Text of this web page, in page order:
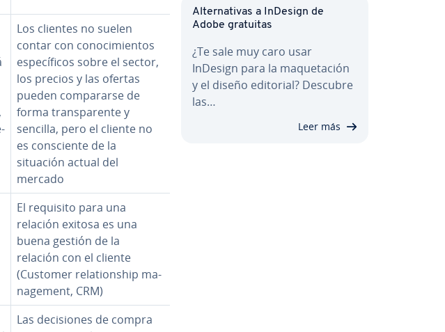
Los clientes no suelen
contar con co­no­ci­mie­n­tos
es­pe­cí­fi­cos sobre el sector,
los precios y las ofertas
pueden co­m­pa­rar­se de
forma tra­n­s­pa­re­n­te y
sencilla, pero el cliente no
es co­n­s­cie­n­te de la
situación actual del
mercado
El requisito para una
relación exitosa es una
buena gestión de la
relación con el cliente
(Customer re­la­tio­n­ship ma­
na­ge­me­nt, CRM)
Las de­ci­sio­nes de compra
Al­te­r­na­ti­vas a InDesign de
Adobe gratuitas
¿Te sale muy caro usar
InDesign para la ma­que­ta­ción
y el diseño editorial? Descubre
las…
Leer más